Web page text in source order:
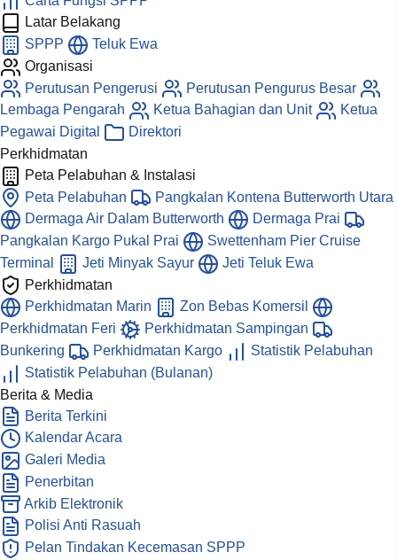
Latar Belakang
SPPP
Teluk Ewa
Organisasi
Perutusan Pengerusi
Perutusan Pengurus Besar
Lembaga Pengarah
Ketua Bahagian dan Unit
Ketua
Pegawai Digital
Direktori
Perkhidmatan
Peta Pelabuhan & Instalasi
Peta Pelabuhan
Pangkalan Kontena Butterworth Utara
Dermaga Air Dalam Butterworth
Dermaga Prai
Pangkalan Kargo Pukal Prai
Swettenham Pier Cruise
Terminal
Jeti Minyak Sayur
Jeti Teluk Ewa
Perkhidmatan
Perkhidmatan Marin
Zon Bebas Komersil
Perkhidmatan Feri
Perkhidmatan Sampingan
Bunkering
Perkhidmatan Kargo
Statistik Pelabuhan
Statistik Pelabuhan (Bulanan)
Berita & Media
Berita Terkini
Kalendar Acara
Galeri Media
Penerbitan
Arkib Elektronik
Polisi Anti Rasuah
Pelan Tindakan Kecemasan SPPP